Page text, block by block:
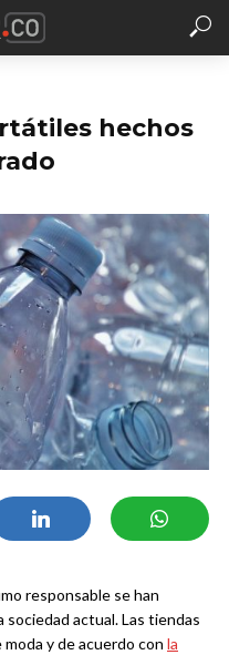
hechos
responsable se han
actual. Las tiendas
y de acuerdo con la